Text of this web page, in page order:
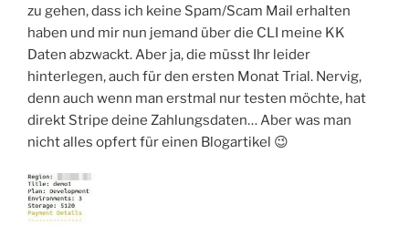
zu gehen, dass ich keine Spam/Scam Mail erhalten
haben und mir nun jemand über die CLI meine KK
Daten abzwackt. Aber ja, die müsst Ihr leider
hinterlegen, auch für den ersten Monat Trial. Nervig,
denn auch wenn man erstmal nur testen möchte, hat
direkt Stripe deine Zahlungsdaten… Aber was man
nicht alles opfert für einen Blogartikel 😉